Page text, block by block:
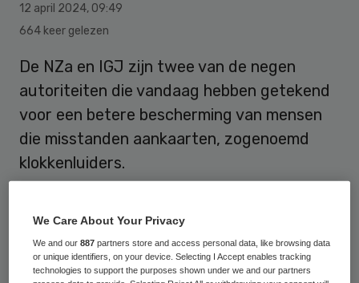
12 april 2024, 09:49
664 keer gelezen
De NZa en IGJ zijn twee van de negen
autoriteiten die vandaag hebben getekend
voor een betere bescherming van mensen
die misstanden aankaarten, zogenoemd
klokkenluiders.
Als medewerkers misstanden melden,
gebeurt dat vaak eerst intern, bijvoorbeeld
via een vertrouwenspersoon of een
We Care About Your Privacy
We and our887 partners store and access personal data, like browsing data
or unique identifiers, on your device. Selecting I Accept enables tracking
technologies to support the purposes shown under we and our partners